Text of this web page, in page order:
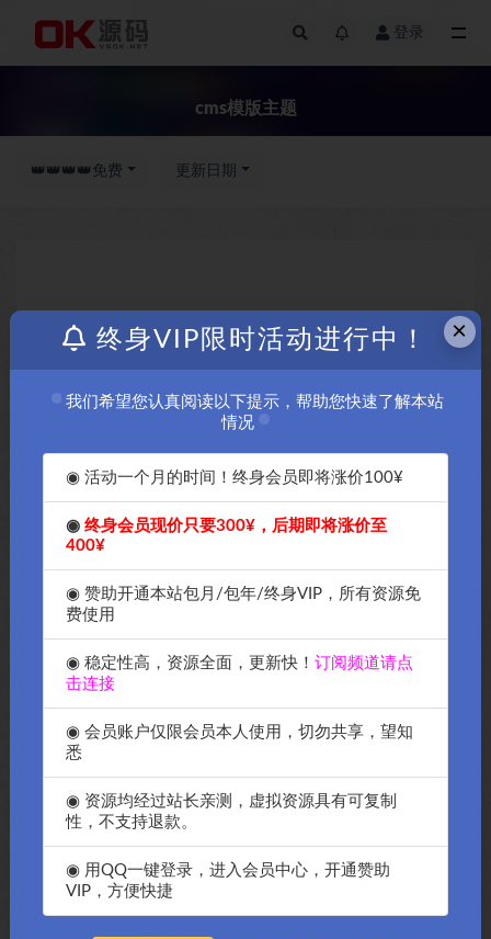
登录
cms模版主题
👑👑👑👑免费 更新日期
×
终身VIP限时活动进行中！
我们希望您认真阅读以下提示，帮助您快速了解本站
情况
◉ 活动一个月的时间！终身会员即将涨价100¥
◉终身会员现价只要300¥，后期即将涨价至
400¥
◉ 赞助开通本站包月/包年/终身VIP，所有资源免
费使用
◉ 稳定性高，资源全面，更新快！订阅频道请点
击连接
◉ 会员账户仅限会员本人使用，切勿共享，望知
悉
◉ 资源均经过站长亲测，虚拟资源具有可复制
性，不支持退款。
◉ 用QQ一键登录，进入会员中心，开通赞助
VIP，方便快捷